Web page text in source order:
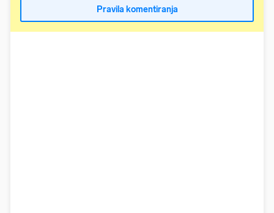
Pravila komentiranja